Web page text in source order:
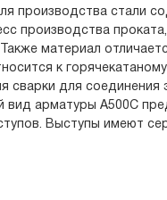
производства стали
производства
материал
к
сварки для соединения
вид арматуры А500С
Выступы имеют